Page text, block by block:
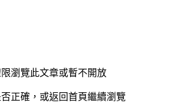
瀏覽此文章或暫不開放
正確，或返回首頁繼續瀏覽